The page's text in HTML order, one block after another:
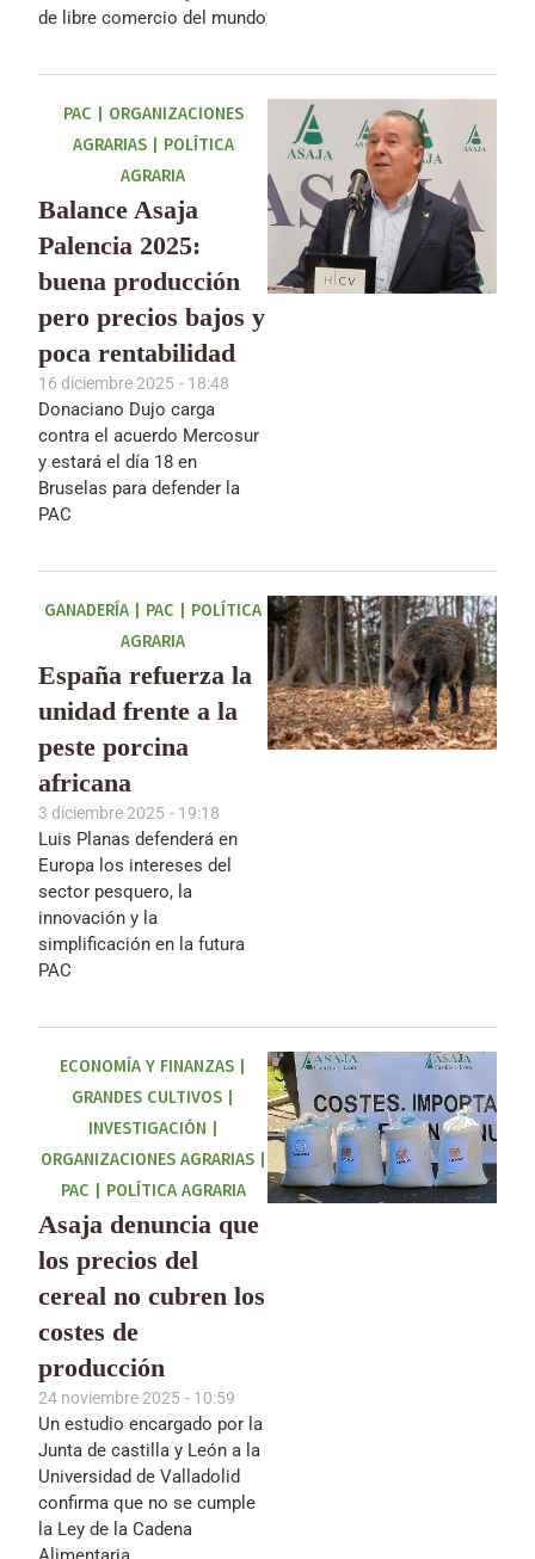
de libre comercio del mundo
PAC
ORGANIZACIONES
AGRARIAS|
POLÍTICA
AGRARIA
Balance Asaja
Palencia 2025:
buena producción
pero precios bajos y
poca rentabilidad
16 diciembre 2025 - 18:48
Donaciano Dujo carga
contra el acuerdo Mercosur
y estará el día 18 en
Bruselas para defender la
PAC
GANADERÍA PAC
POLÍTICA
AGRARIA
España refuerza la
unidad frente a la
peste porcina
africana
3 diciembre 2025 - 19:18
Luis Planas defenderá en
Europa los intereses del
sector pesquero, la
innovación y la
simplificación en la futura
PAC
ECONOMÍA Y FINANZAS
GRANDES CULTIVOS
INVESTIGACIÓN
ORGANIZACIONES AGRARIAS|
PAC
POLÍTICA AGRARIA
Asaja denuncia que
los precios del
cereal no cubren los
costes de
producción
24 noviembre 2025 - 10:59
Un estudio encargado por la
Junta de castilla y León a la
Universidad de Valladolid
confirma que no se cumple
la Ley de la Cadena